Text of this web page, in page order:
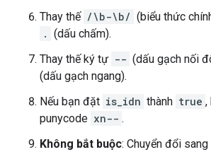
Thay thế /\b-\b/ (biểu thức
. (dấu chấm).
Thay thế ký tự -- (dấu gạch nối
(dấu gạch ngang).
Nếu bạn đặt is_idn thành true ,
punycode xn-- .
Không bắt buộc: Chuyển đổi sang